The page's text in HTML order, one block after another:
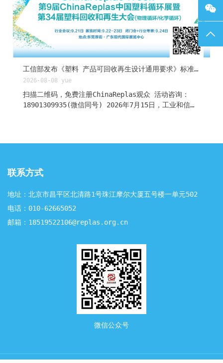
料裂解油装置完成建设（Mura Hydro-PRT超临界水技
术），出光兴产千叶2万吨油化装置正式商业投运，叠加
英国6万吨薄膜工厂获批形成「亚太+欧洲」三大新产能共
振；斯瑞德DWS预处理切入欧洲高端供应链。但分化信号
同样强烈——LyondellBasell对其休斯顿Cyclyx分拣中
心计提7400万美元减值，Agilyx退出合资；
PureCycle Q2营收450万美元（+173%）但净亏1.42亿
美元，PP溶解回收商业化仍在爬坡；Plastic Energy完
有人减值、有人重生」的分化格局。BioBTX全球首座循
环芳烃工厂终落地荷兰。本周内容覆盖从Nature封面级
工信部发布《塑料 产品可回收再生设计通用要求》标准，2027年2月实施
2026-08-08 yue
扫描二维码，免费注册ChinaReplas观众 活动咨询：
18901309935(微信同号) 2026年7月15日，工业和信息
（SAC/TC15）归口，中国合成树脂协会塑料循环利用分
会（CPRRA）牵头，将于 2027年2月1日 起正式实施。
这一标准的发布，标志着我国塑料制品行业在绿色设计、
循环利用方面迈出了标准化、规范化的关键一步。 — 1—
适用范围与核心定义本文件界定了塑料产品可回收再生设
计的术语和定义，描述了塑料产品可回收再生设计的分类
计分类的判定方法。 适用范围：适用于对已进入和拟进
入塑料回收再生系统的各类热塑性塑料产品的设计。 排
除范围：不适用于热固性塑料产品的可回收再生设计。
联系方式
地址：北京市昌平区北清路1号珠江摩尔大厦五号楼一单元502
电话：010-62665052
邮箱：18519522106@replas.org.cn
微信公众号
返回